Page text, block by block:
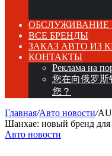
ОБСЛУЖИВАНИЕ
ВСЕ БРЕНДЫ
ЗАКАЗ АВТО ИЗ
КОНТАКТЫ
Реклама на
您在向俄罗斯
您？
Главная/Авто новости/
Шанхае: новый бренд для
Авто новости